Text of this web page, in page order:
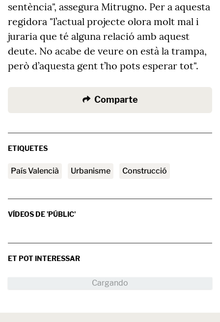
sentència", assegura Mitrugno. Per a aquesta
regidora "l’actual projecte olora molt mal i
juraria que té alguna relació amb aquest
deute. No acabe de veure on està la trampa,
però d’aquesta gent t’ho pots esperar tot".
Comparte
ETIQUETES
País Valencià Urbanisme Construcció
VÍDEOS DE 'PÚBLIC'
ET POT INTERESSAR